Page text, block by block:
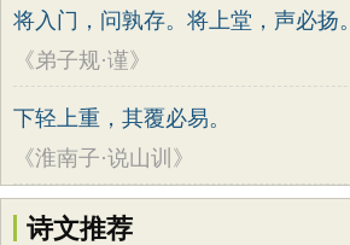
将入门，问孰存。将上堂，声必扬。
《弟子规·谨》
下轻上重，其覆必易。
《淮南子·说山训》
诗文推荐